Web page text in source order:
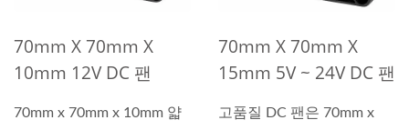
70mm X 70mm X
10mm 12V DC 팬
70mm x 70mm x 10mm 얇
70mm X 70mm X
15mm 5V ~ 24V DC 팬
고품질 DC 팬은 70mm x